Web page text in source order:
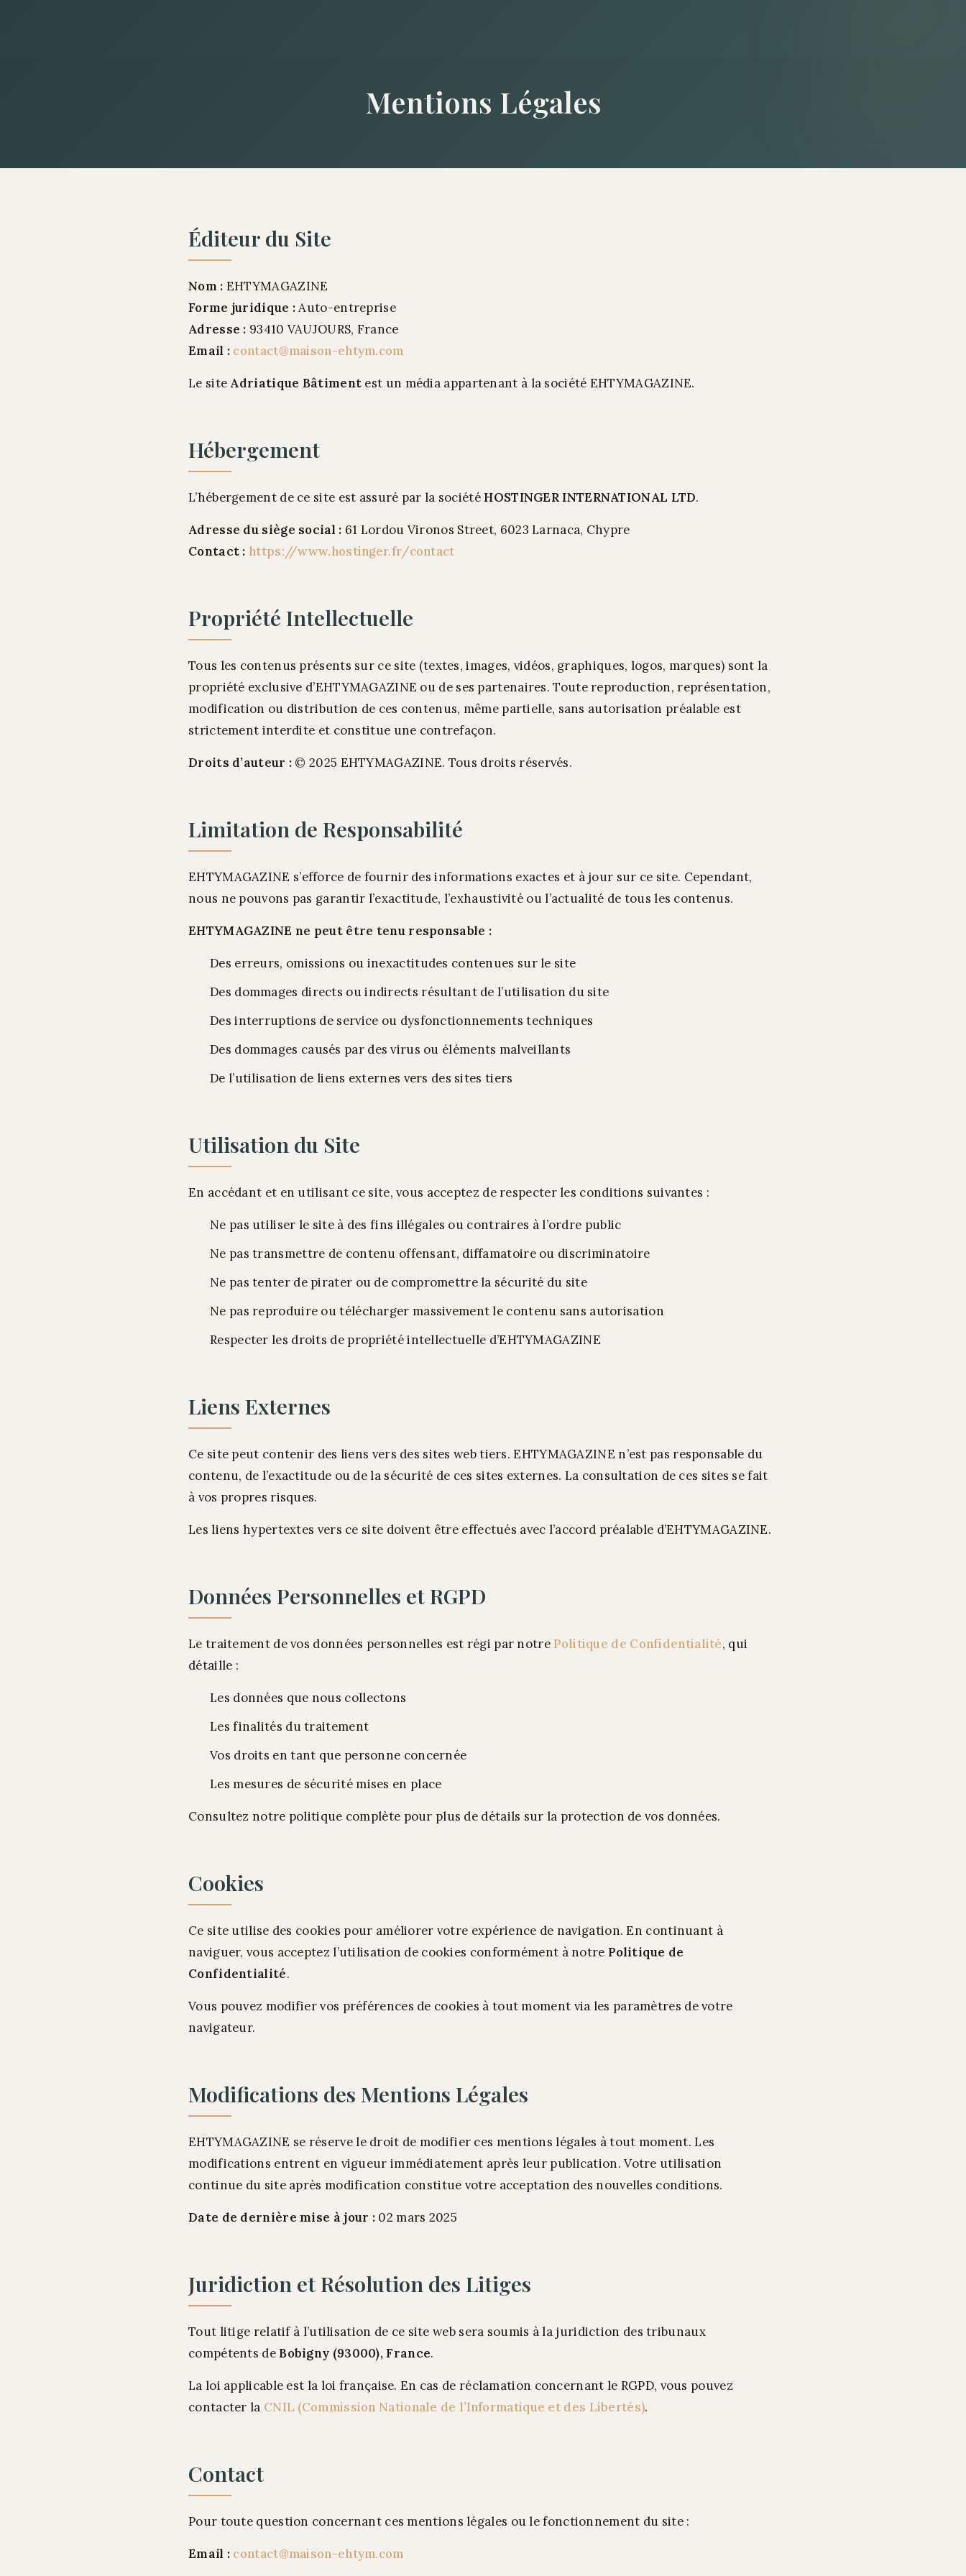
Mentions Légales
Éditeur du Site
Nom : EHTYMAGAZINE
Forme juridique :Auto-entreprise
Adresse : 93410 VAUJOURS, France
Email : contact@maison-ehtym.com
Le site Adriatique Bâtiment est un média appartenant à la société EHTYMAGAZINE.
Hébergement
L’hébergement de ce site est assuré par la société HOSTINGER INTERNATIONAL LTD.
Adresse du siège social : 61 Lordou Vironos Street, 6023 Larnaca, Chypre
Contact : https://www.hostinger.fr/contact
Propriété Intellectuelle
Tous les contenus présents sur ce site (textes, images, vidéos, graphiques, logos, marques) sont la
propriété exclusive d’EHTYMAGAZINE ou de ses partenaires. Toute reproduction, représentation,
modification ou distribution de ces contenus, même partielle, sans autorisation préalable est
strictement interdite et constitue une contrefaçon.
Droits d’auteur : © 2025 EHTYMAGAZINE. Tous droits réservés.
Limitation de Responsabilité
EHTYMAGAZINE s’efforce de fournir des informations exactes et à jour sur ce site. Cependant,
nous ne pouvons pas garantir l’exactitude, l’exhaustivité ou l’actualité de tous les contenus.
EHTYMAGAZINE ne peut être tenu responsable :
Des erreurs, omissions ou inexactitudes contenues sur le site
Des dommages directs ou indirects résultant de l’utilisation du site
Des interruptions de service ou dysfonctionnements techniques
Des dommages causés par des virus ou éléments malveillants
De l’utilisation de liens externes vers des sites tiers
Utilisation du Site
En accédant et en utilisant ce site, vous acceptez de respecter les conditions suivantes :
Ne pas utiliser le site à des fins illégales ou contraires à l’ordre public
Ne pas transmettre de contenu offensant, diffamatoire ou discriminatoire
Ne pas tenter de pirater ou de compromettre la sécurité du site
Ne pas reproduire ou télécharger massivement le contenu sans autorisation
Respecter les droits de propriété intellectuelle d’EHTYMAGAZINE
Liens Externes
Ce site peut contenir des liens vers des sites web tiers. EHTYMAGAZINE n’est pas responsable du
contenu, de l’exactitude ou de la sécurité de ces sites externes. La consultation de ces sites se fait
à vos propres risques.
Les liens hypertextes vers ce site doivent être effectués avec l’accord préalable d’EHTYMAGAZINE.
Données Personnelles et RGPD
Le traitement de vos données personnelles est régi par notre Politique de Confidentialité, qui
détaille :
Les données que nous collectons
Les finalités du traitement
Vos droits en tant que personne concernée
Les mesures de sécurité mises en place
Consultez notre politique complète pour plus de détails sur la protection de vos données.
Cookies
Ce site utilise des cookies pour améliorer votre expérience de navigation. En continuant à
naviguer, vous acceptez l’utilisation de cookies conformément à notre Politique de
Confidentialité.
Vous pouvez modifier vos préférences de cookies à tout moment via les paramètres de votre
navigateur.
Modifications des Mentions Légales
EHTYMAGAZINE se réserve le droit de modifier ces mentions légales à tout moment. Les
modifications entrent en vigueur immédiatement après leur publication. Votre utilisation
continue du site après modification constitue votre acceptation des nouvelles conditions.
Date de dernière mise à jour : 02 mars 2025
Juridiction et Résolution des Litiges
Tout litige relatif à l’utilisation de ce site web sera soumis à la juridiction des tribunaux
compétents de Bobigny (93000), France.
La loi applicable est la loi française. En cas de réclamation concernant le RGPD, vous pouvez
contacter la CNIL (Commission Nationale de l’Informatique et des Libertés).
Contact
Pour toute question concernant ces mentions légales ou le fonctionnement du site :
Email : contact@maison-ehtym.com